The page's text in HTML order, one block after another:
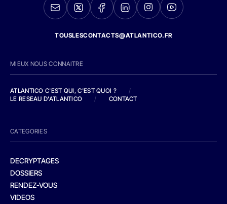
TOUSLESCONTACTS@ATLANTICO.FR
MIEUX NOUS CONNAITRE
ATLANTICO C'EST QUI, C'EST QUOI ?
/
LE RESEAU D'ATLANTICO
/ CONTACT
CATEGORIES
DECRYPTAGES
DOSSIERS
RENDEZ-VOUS
VIDEOS